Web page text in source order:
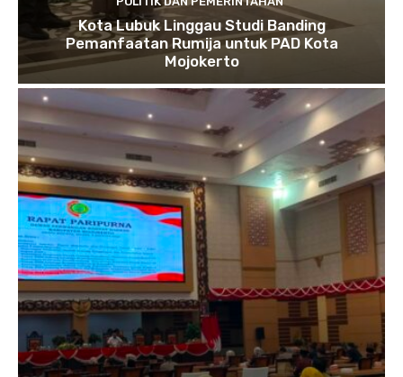
Kota Lubuk Linggau Studi Banding
Pemanfaatan Rumija untuk PAD Kota
Mojokerto